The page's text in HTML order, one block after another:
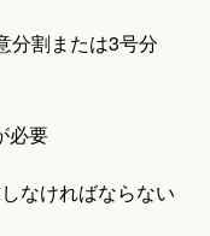
分割または3号分
必要
なければならない